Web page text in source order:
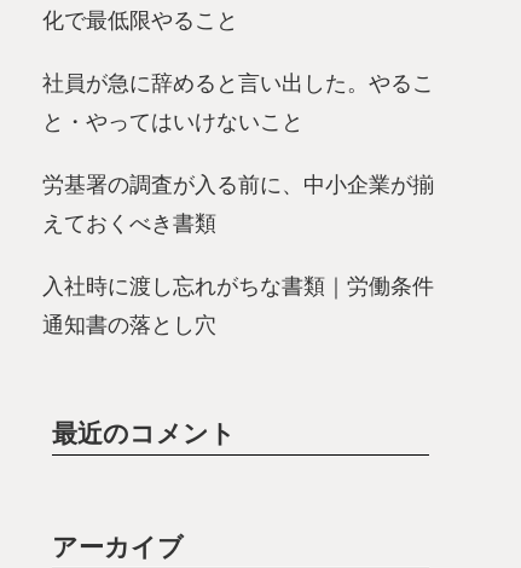
化で最低限やること
社員が急に辞めると言い出した。やるこ
と・やってはいけないこと
労基署の調査が入る前に、中小企業が揃
えておくべき書類
入社時に渡し忘れがちな書類｜労働条件
通知書の落とし穴
最近のコメント
アーカイブ